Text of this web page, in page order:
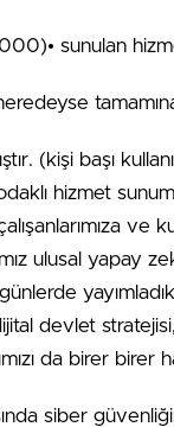
sunulan
tamamına
(kişi başı
hizmet sunum
ulusal
devlet
da birer
siber